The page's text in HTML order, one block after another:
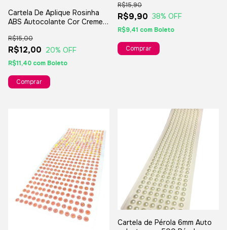
Cartela De Aplique Rosinha
ABS Autocolante Cor Creme -
R$12,00
R$15,00
20% OFF
R$11,40 com Boleto
R$9,90
R$15,90
38% OFF
R$9,41 com Boleto
Cartela de Pérola 6mm Auto